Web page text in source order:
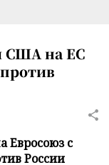
США на ЕС
Евросоюз с
России